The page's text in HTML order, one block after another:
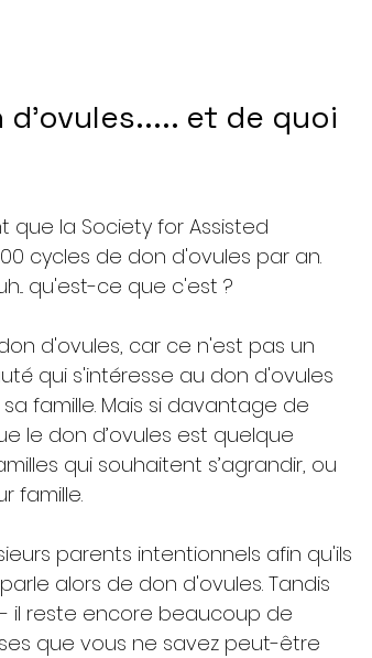
et de quoi
que la Society for Assisted
cycles de don d'ovules par an.
qu'est-ce que c'est ?
d'ovules, car ce n'est pas un
qui s'intéresse au don d'ovules
famille. Mais si davantage de
le don d’ovules est quelque
qui souhaitent s’agrandir, ou
famille.
parents intentionnels afin qu'ils
alors de don d'ovules. Tandis
il reste encore beaucoup de
que vous ne savez peut-être